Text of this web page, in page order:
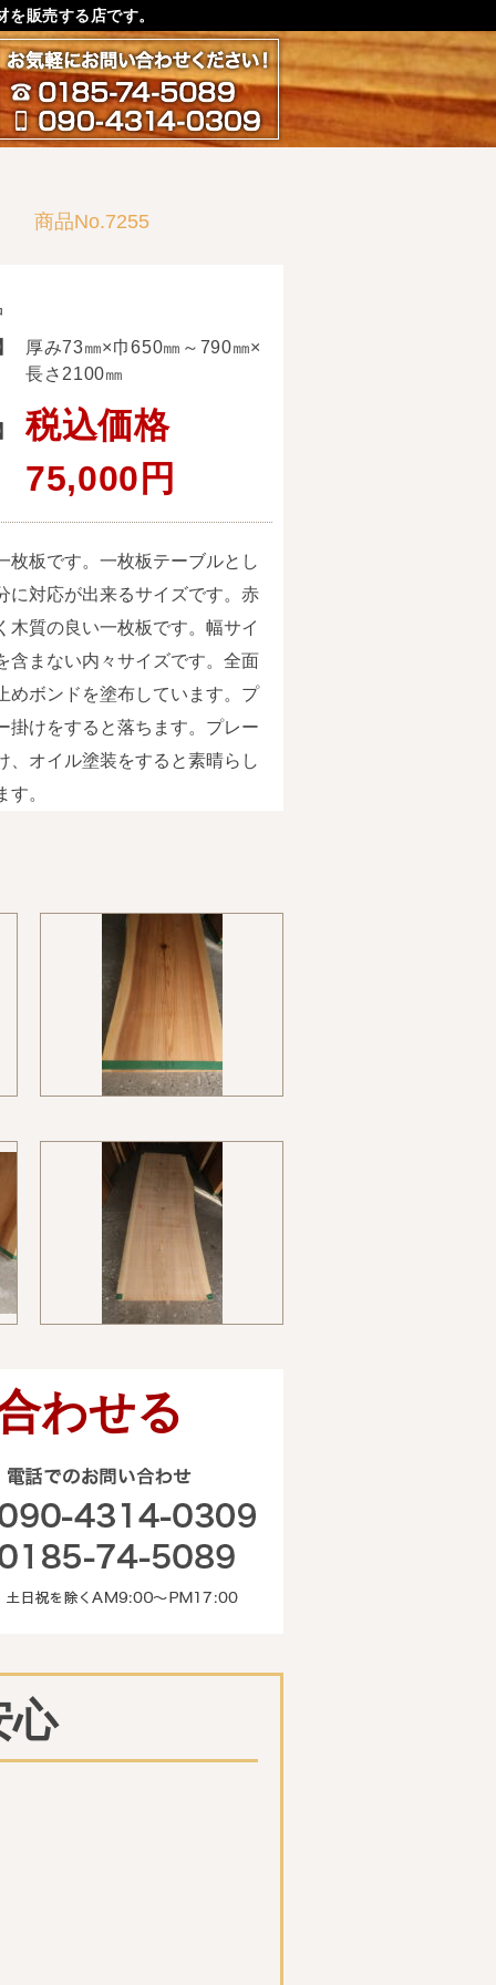
販売する店です。
お気軽にお問い合わせ下さ
0185-74-5089
090-4314-0309
商品No.7255
厚み73㎜×巾650㎜～790㎜×
長さ2100㎜
税込価格
75,000円
枚板です。一枚板テーブルとし
に対応が出来るサイズです。赤
木質の良い一枚板です。幅サイ
含まない内々サイズです。全面
めボンドを塗布しています。プ
掛けをすると落ちます。プレー
、オイル塗装をすると素晴らし
す。
わせる
心